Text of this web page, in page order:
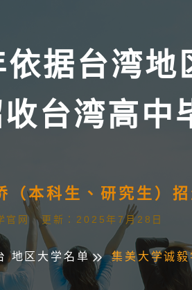
据台湾地
台湾高中
本科生、研究生）
官网 更新：2025年7月28日
地区大学名单 集美大学诚毅